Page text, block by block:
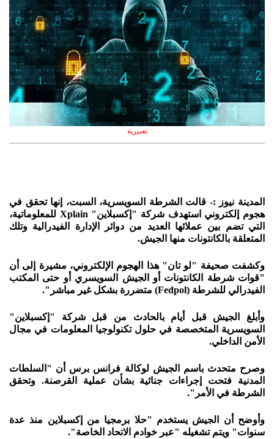
تعبيرية
المدينة نيوز :- قالت الشرطة السويسرية، السبت، إنها تحقق في
هجوم إلكتروني استهدف شركة "إكسبلاين" Xplain للمعلوماتية،
التي تضم بين عملائها العديد من دوائر الإدارة الفيدرالية وتلك
المتعلقة بالكانتونات منها الجيش.
وكشفت صحيفة "لو تان" هذا الهجوم الإلكتروني، مشيرة إلى أن
"قوات شرطة الكانتونات أو الجيش السويسري أو حتى المكتب
الفيدرالي للشرطة (Fedpol) متضررة بشكل غير مباشر".
وأبلغ الجيش قبل أيام بالحادث من قبل شركة "إكسبلاين"
السويسرية المتخصصة في حلول تكنولوجيا المعلومات في مجال
الأمن الداخلي.
وصرح متحدث باسم الجيش لوكالة فرانس برس أن "السلطات
المدنية فتحت إجراءات جنائية بشأن عملية القرصنة. وتحقق
الشرطة في الأمر".
وأوضح أن الجيش يستخدم "حلا برمجيا من إكسبلاين منذ عدة
سنوات" ويتم تشغيله "عبر خوادم الاتحاد الخاصة".